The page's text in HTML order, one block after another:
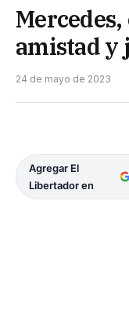
amistad y
24 de mayo de 2023
Agregar El
Libertador en